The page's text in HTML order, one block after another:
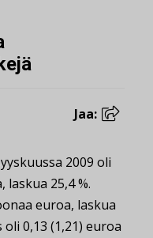
Jaa:
2009 oli
laskua 25,4 %.
euroa, laskua
0,13 (1,21) euroa